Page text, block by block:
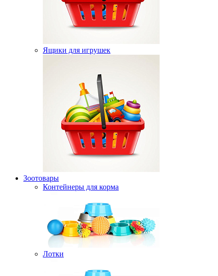
Ящики для игрушек
Зоотовары
Контейнеры для корма
Лотки